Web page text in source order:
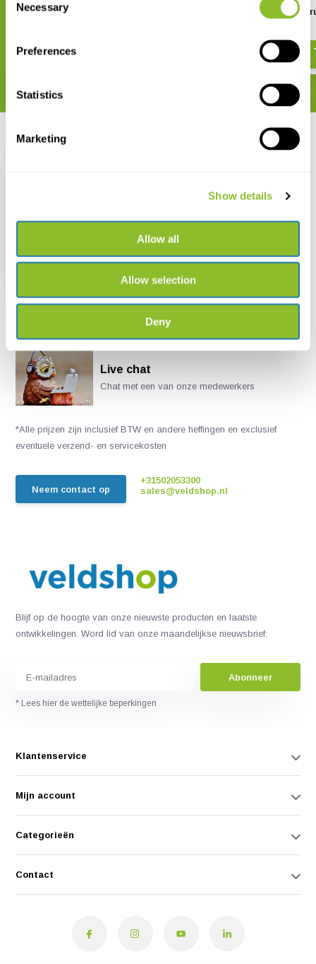
Selection
Necessary
Preferences
Statistics
Marketing
Show details
Allow all
Allow selection
Deny
Natuurgids Knoppen en Twijgen Basisgids Bomen en
Recent bekeken
€ 60,41
Live chat
Chat met een van onze medewerkers
*Alle prijzen zijn inclusief BTW en andere heffingen en exclusief
eventuele verzend- en servicekosten
Neem contact op
+31502053300
sales@veldshop.nl
Blijf op de hoogte van onze nieuwste producten en laatste
ontwikkelingen. Word lid van onze maandelijkse nieuwsbrief:
Abonneer
* Lees hier de wettelijke beperkingen
Klantenservice
Mijn account
Categorieën
Contact